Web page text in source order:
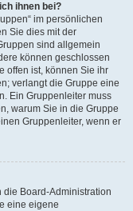
ihnen bei?
im persönlichen
Sie dies mit der
sind allgemein
können geschlossen
offen ist, können Sie ihr
verlangt die Gruppe eine
Ein Gruppenleiter muss
warum Sie in die Gruppe
Gruppenleiter, wenn er
die Board-Administration
eine eigene